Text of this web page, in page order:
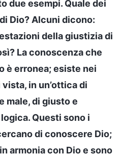
due esempi. Quale dei
Dio? Alcuni dicono:
della giustizia di
La conoscenza che
è erronea; esiste nei
in un’ottica di
male, di giusto e
Questi sono i
di conoscere Dio;
armonia con Dio e sono